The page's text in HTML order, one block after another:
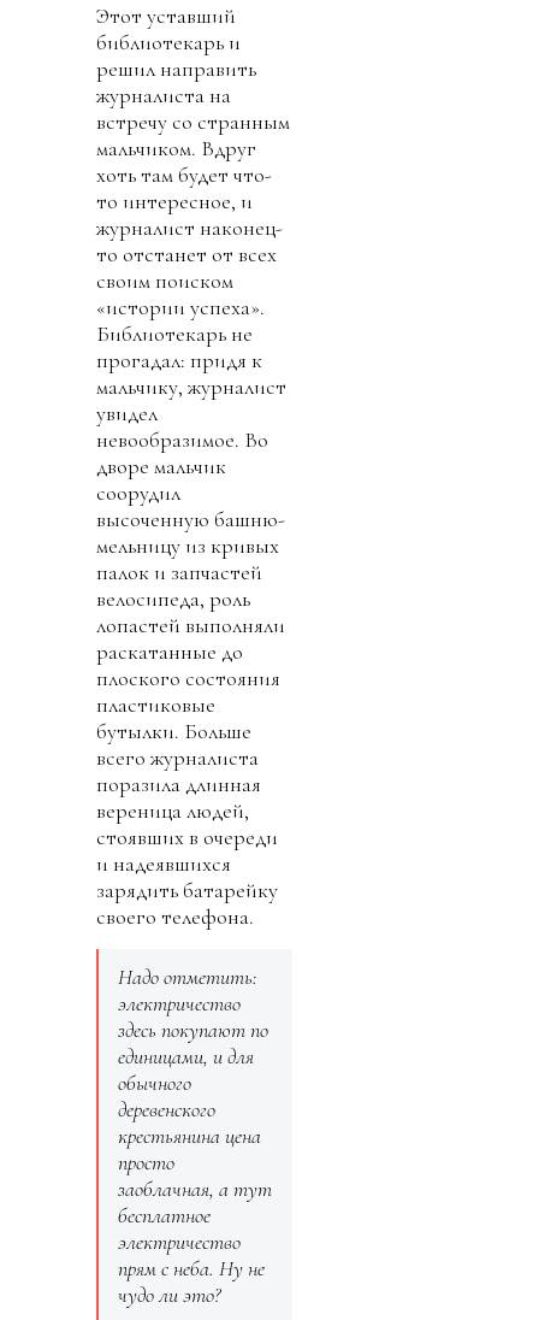
Этот уставший
библиотекарь и
решил направить
журналиста на
встречу со странным
мальчиком. Вдруг
хоть там будет что-
то интересное, и
журналист наконец-
то отстанет от всех
своим поиском
«истории успеха».
Библиотекарь не
прогадал: придя к
мальчику, журналист
увидел
невообразимое. Во
дворе мальчик
соорудил
высоченную башню-
мельницу из кривых
палок и запчастей
велосипеда, роль
лопастей выполняли
раскатанные до
плоского состояния
пластиковые
бутылки. Больше
всего журналиста
поразила длинная
вереница людей,
стоявших в очереди
и надеявшихся
зарядить батарейку
своего телефона.
Надо отметить:
электричество
здесь покупают по
единицами, и для
обычного
деревенского
крестьянина цена
просто
заоблачная, а тут
бесплатное
электричество
прям с неба. Ну не
чудо ли это?